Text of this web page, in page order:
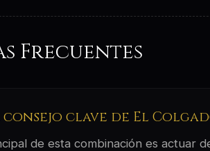
Frecuentes
consejo clave de El
de esta combinación es actuar